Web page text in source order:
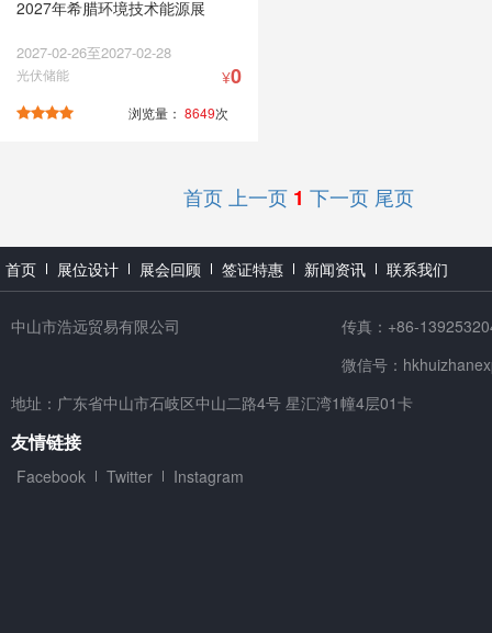
2027年希腊环境技术能源展
2027-02-26至2027-02-28
光伏储能 ¥0
浏览量： 8649次
首页 上一页 1 下一页 尾页
首页 展位设计 展会回顾 签证特惠 新闻资讯 联系我们
中山市浩远贸易有限公司
传真：+86-
微信号：
地址：广东省中山市石岐区中山二路4号 星汇湾1幢4层01卡
友情链接
Facebook Twitter Instagram